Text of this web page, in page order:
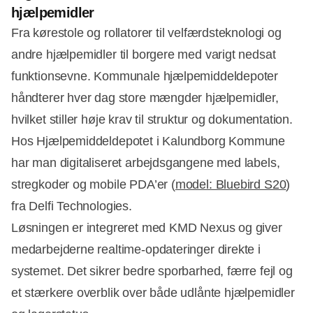
hjælpemidler
Fra kørestole og rollatorer til velfærdsteknologi og
andre hjælpemidler til borgere med varigt nedsat
funktionsevne. Kommunale hjælpemiddeldepoter
håndterer hver dag store mængder hjælpemidler,
hvilket stiller høje krav til struktur og dokumentation.
Hos Hjælpemiddeldepotet i Kalundborg Kommune
har man digitaliseret arbejdsgangene med labels,
stregkoder og mobile PDA’er (model: Bluebird S20)
fra Delfi Technologies.
Løsningen er integreret med KMD Nexus og giver
medarbejderne realtime-opdateringer direkte i
systemet. Det sikrer bedre sporbarhed, færre fejl og
et stærkere overblik over både udlånte hjælpemidler